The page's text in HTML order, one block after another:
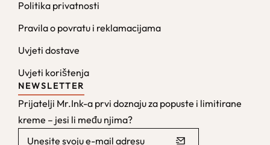
Politika privatnosti
Pravila o povratu i reklamacijama
Uvjeti dostave
Uvjeti korištenja
NEWSLETTER
Prijatelji Mr.Ink-a prvi doznaju za popuste i limitirane
kreme – jesi li među njima?